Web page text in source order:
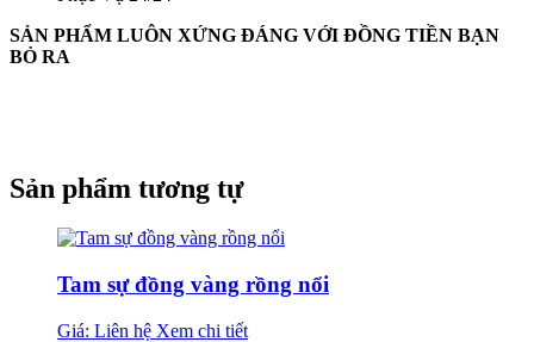
SẢN PHẨM LUÔN XỨNG ĐÁNG VỚI ĐỒNG TIỀN BẠN
BỎ RA
Sản phẩm tương tự
Tam sự đồng vàng rồng nổi
Giá: Liên hệ Xem chi tiết